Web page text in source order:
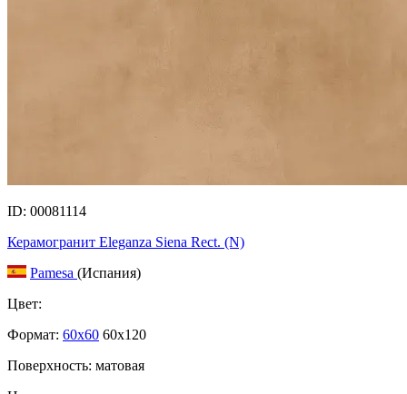
ID: 00081114
Керамогранит Eleganza Siena Rect. (N)
Pamesa (Испания)
Цвет:
Формат: 60x60 60x120
Поверхность: матовая